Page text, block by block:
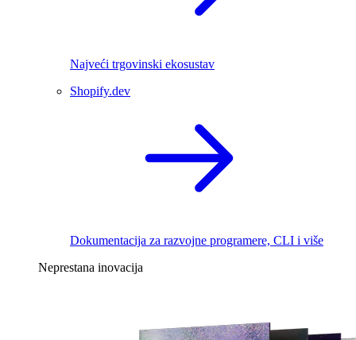
Najveći trgovinski ekosustav
Shopify.dev
Dokumentacija za razvojne programere, CLI i više
Neprestana inovacija